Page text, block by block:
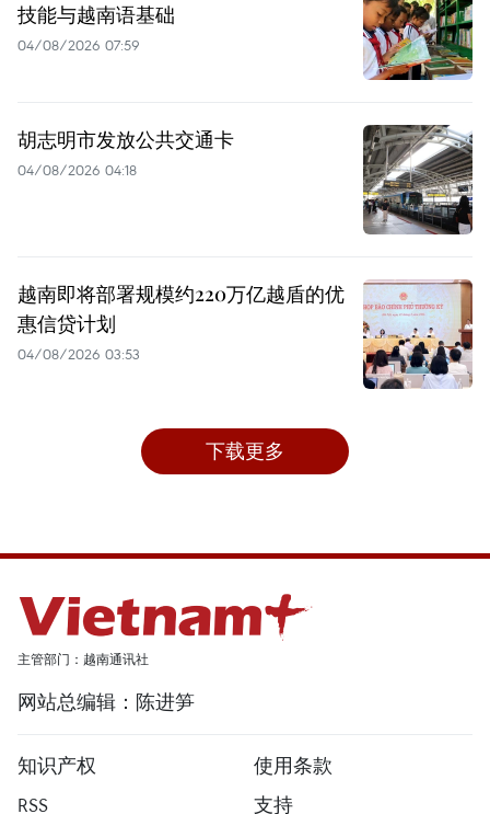
技能与越南语基础
04/08/2026 07:59
胡志明市发放公共交通卡
04/08/2026 04:18
越南即将部署规模约220万亿越盾的优
惠信贷计划
04/08/2026 03:53
下载更多
主管部门：越南通讯社
网站总编辑：陈进笋
知识产权
使用条款
RSS
支持